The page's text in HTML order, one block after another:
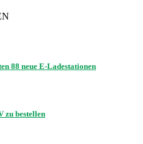
88 neue E-Ladestationen
zu bestellen